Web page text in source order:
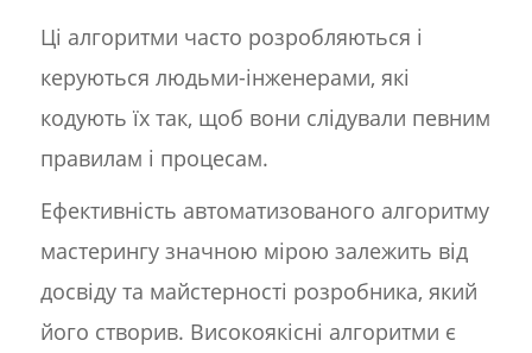
Ці алгоритми часто розробляються і
керуються людьми-інженерами, які
кодують їх так, щоб вони слідували певним
правилам і процесам.
Ефективність автоматизованого алгоритму
мастерингу значною мірою залежить від
досвіду та майстерності розробника, який
його створив. Високоякісні алгоритми є